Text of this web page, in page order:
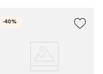
-40%